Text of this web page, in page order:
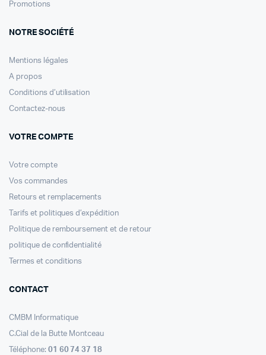
Promotions
NOTRE SOCIÉTÉ
Mentions légales
A propos
Conditions d’utilisation
Contactez-nous
VOTRE COMPTE
Votre compte
Vos commandes
Retours et remplacements
Tarifs et politiques d’expédition
Politique de remboursement et de retour
politique de confidentialité
Termes et conditions
CONTACT
CMBM Informatique
C.Cial de la Butte Montceau
Téléphone: 01 60 74 37 18